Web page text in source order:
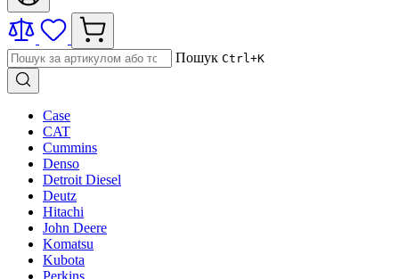
Пошук Ctrl+K
Case
CAT
Cummins
Denso
Detroit Diesel
Deutz
Hitachi
John Deere
Komatsu
Kubota
Perkins